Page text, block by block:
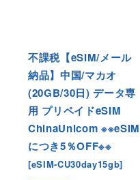
不課税【eSIM/メール
納品】中国/マカオ
(20GB/30日) データ専
用 プリペイドeSIM
ChinaUnicom ※※eSIM
につき5％OFF※※
[eSIM-CU30day15gb]